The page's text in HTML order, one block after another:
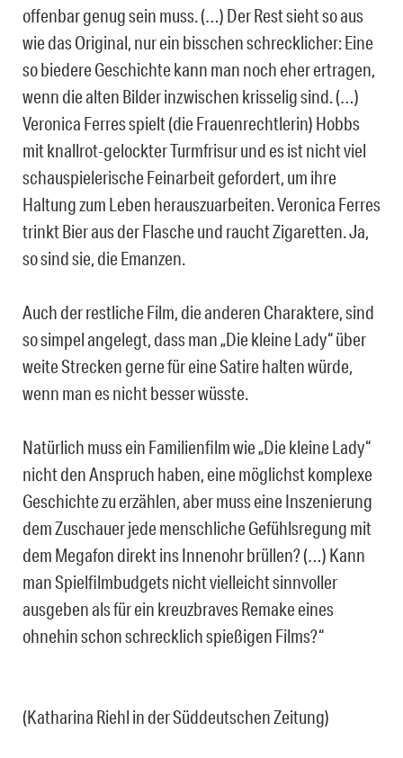
offenbar genug sein muss. (…) Der Rest sieht so aus
wie das Original, nur ein bisschen schrecklicher: Eine
so biedere Geschichte kann man noch eher ertragen,
wenn die alten Bilder inzwischen krisselig sind. (…)
Veronica Ferres spielt (die Frauenrechtlerin) Hobbs
mit knallrot-gelockter Turmfrisur und es ist nicht viel
schauspielerische Feinarbeit gefordert, um ihre
Haltung zum Leben herauszuarbeiten. Veronica Ferres
trinkt Bier aus der Flasche und raucht Zigaretten. Ja,
so sind sie, die Emanzen.
Auch der restliche Film, die anderen Charaktere, sind
so simpel angelegt, dass man „Die kleine Lady“ über
weite Strecken gerne für eine Satire halten würde,
wenn man es nicht besser wüsste.
Natürlich muss ein Familienfilm wie „Die kleine Lady“
nicht den Anspruch haben, eine möglichst komplexe
Geschichte zu erzählen, aber muss eine Inszenierung
dem Zuschauer jede menschliche Gefühlsregung mit
dem Megafon direkt ins Innenohr brüllen? (…) Kann
man Spielfilmbudgets nicht vielleicht sinnvoller
ausgeben als für ein kreuzbraves Remake eines
ohnehin schon schrecklich spießigen Films?“
(Katharina Riehl in der Süddeutschen Zeitung)